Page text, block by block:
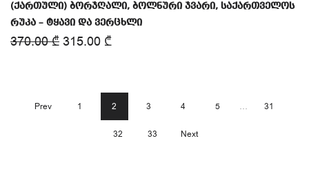
(ქართული) ბორჯღალი, ბოლნური ჯვარი, საქართველოს
რუკა – ტყავი და ვერცხლი
370.00₾ 315.00 ₾
Prev 1 2 3 4 5 … 31
32 33 Next